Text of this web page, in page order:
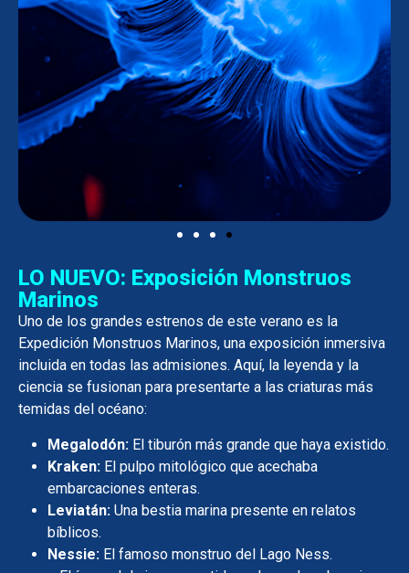
LO NUEVO: Exposición Monstruos
Marinos
Uno de los grandes estrenos de este verano es la
Expedición Monstruos Marinos, una exposición inmersiva
incluida en todas las admisiones. Aquí, la leyenda y la
ciencia se fusionan para presentarte a las criaturas más
temidas del océano:
Megalodón: El tiburón más grande que haya existido.
Kraken: El pulpo mitológico que acechaba
embarcaciones enteras.
Leviatán: Una bestia marina presente en relatos
bíblicos.
Nessie: El famoso monstruo del Lago Ness.